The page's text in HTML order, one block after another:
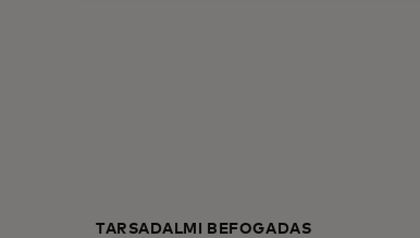
TÁRSADALMI BEFOGADÁS